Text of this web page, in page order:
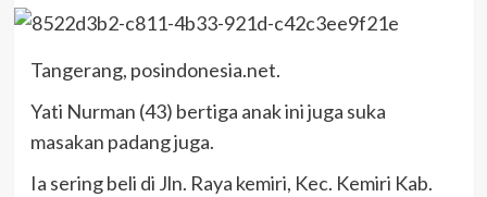
Tangerang, posindonesia.net.
Yati Nurman (43) bertiga anak ini juga suka
masakan padang juga.
Ia sering beli di Jln. Raya kemiri, Kec. Kemiri Kab.